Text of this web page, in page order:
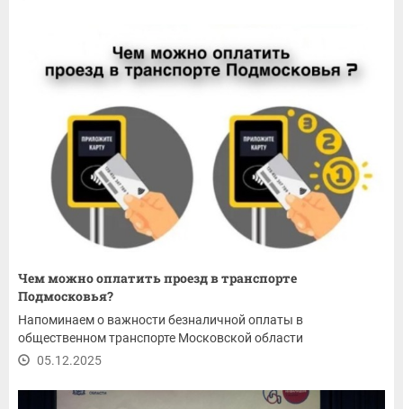
Чем можно оплатить проезд в транспорте
Подмосковья?
Напоминаем о важности безналичной оплаты в
общественном транспорте Московской области
05.12.2025